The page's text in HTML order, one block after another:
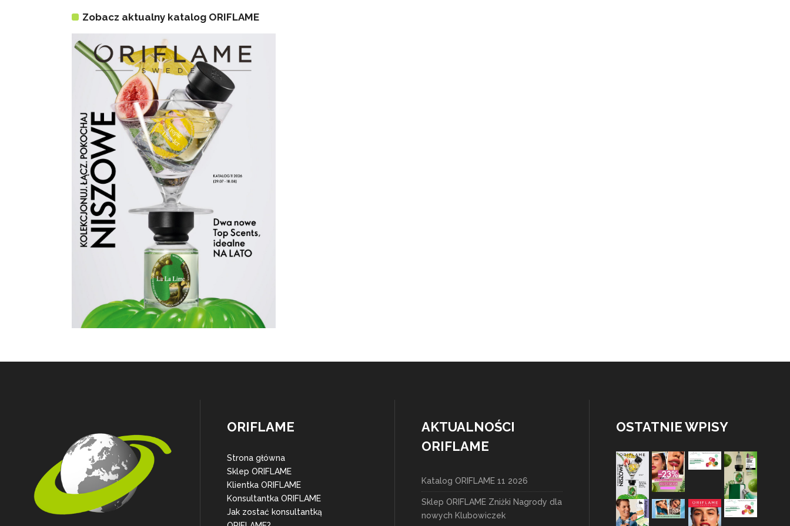
Zobacz aktualny katalog ORIFLAME
ORIFLAME
Strona główna
Sklep ORIFLAME
Klientka ORIFLAME
Konsultantka ORIFLAME
Jak zostać konsultantką
AKTUALNOŚCI
ORIFLAME
Katalog ORIFLAME 11 2026
Sklep ORIFLAME Zniżki Nagrody dla
nowych Klubowiczek
OSTATNIE WPISY